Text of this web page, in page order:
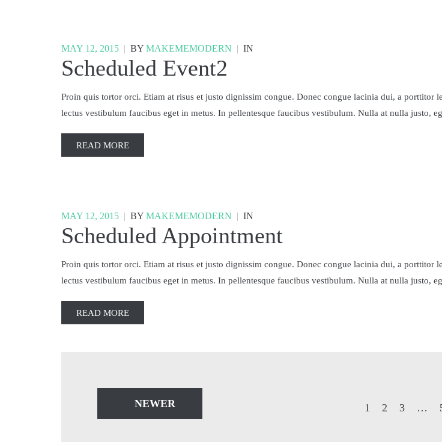
MAY 12, 2015 | BY MAKEMEMODERN | IN
Scheduled Event2
Proin quis tortor orci. Etiam at risus et justo dignissim congue. Donec congue lacinia dui, a porttitor
lectus vestibulum faucibus eget in metus. In pellentesque faucibus vestibulum. Nulla at nulla justo,
READ MORE
MAY 12, 2015 | BY MAKEMEMODERN | IN
Scheduled Appointment
Proin quis tortor orci. Etiam at risus et justo dignissim congue. Donec congue lacinia dui, a porttitor
lectus vestibulum faucibus eget in metus. In pellentesque faucibus vestibulum. Nulla at nulla justo,
READ MORE
NEWER 1 2 3 …